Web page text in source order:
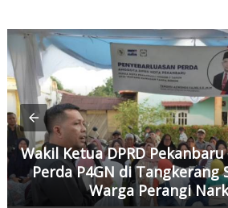
Wakil Ketua DPRD
Perda P4GN di Tangkerang
Warga Perangi